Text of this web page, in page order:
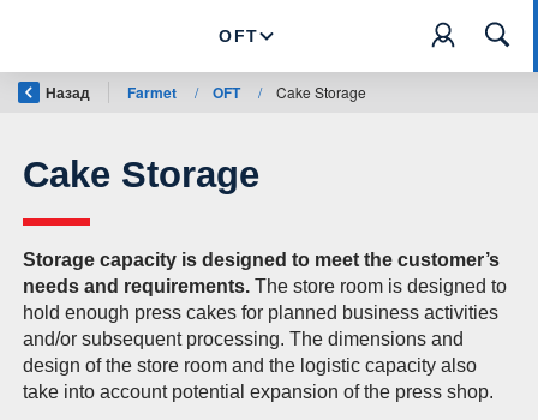
OFT
Назад Farmet / OFT / Cake Storage
Cake Storage
Storage capacity is designed to meet the customer’s
needs and requirements. The store room is designed to
hold enough press cakes for planned business activities
and/or subsequent processing. The dimensions and
design of the store room and the logistic capacity also
take into account potential expansion of the press shop.